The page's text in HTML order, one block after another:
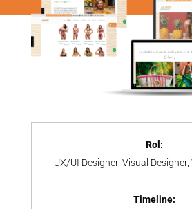
Rol:
UX/UI Designer, Visual
Timeline: